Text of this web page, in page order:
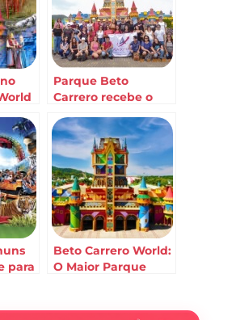
Parque Beto
Carrero recebe o
Turista
para
Beto Carrero World:
O Maior Parque